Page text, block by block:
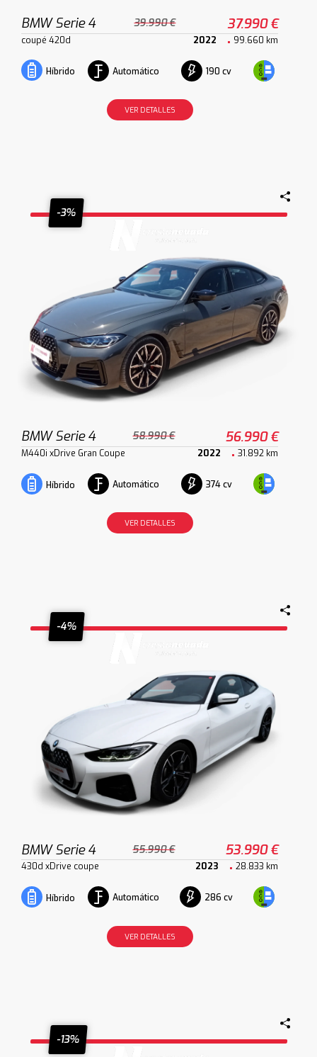
BMW Serie 4 39.990 € 37.990 €
coupé 420d 2022 99.660 km
Híbrido Automático 190 cv
VER DETALLES
-3%
BMW Serie 4 58.990 € 56.990 €
M440i xDrive Gran Coupe 2022 31.892 km
Híbrido Automático 374 cv
VER DETALLES
-4%
BMW Serie 4 55.990 € 53.990 €
430d xDrive coupe 2023 28.833 km
Híbrido Automático 286 cv
VER DETALLES
-13%